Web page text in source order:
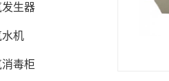
发生器
水机
消毒柜